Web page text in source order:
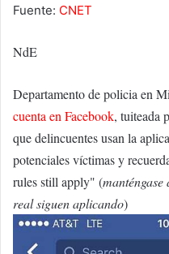
Fuente: CNET
NdE
Departamento de policia en
cuenta en Facebook, tuiteada
que delincuentes usan la
potenciales víctimas y
rules still apply" (
real siguen aplicando)